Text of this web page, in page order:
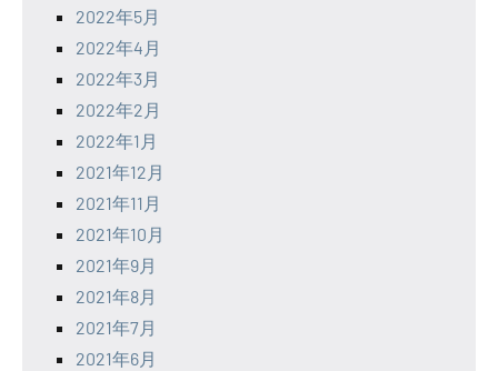
2022年5月
2022年4月
2022年3月
2022年2月
2022年1月
2021年12月
2021年11月
2021年10月
2021年9月
2021年8月
2021年7月
2021年6月